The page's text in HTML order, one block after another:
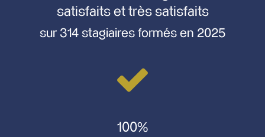
satisfaits et très satisfaits
sur 314 stagiaires formés en 2025
100%